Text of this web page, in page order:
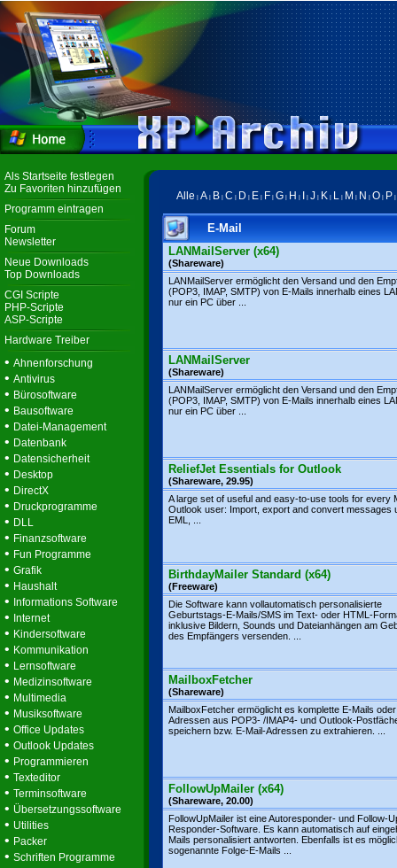
Als Startseite festlegen
Zu Favoriten hinzufügen
Programm eintragen
Forum
Newsletter
Neue Downloads
Top Downloads
CGI Scripte
PHP-Scripte
ASP-Scripte
Hardware Treiber
• Ahnenforschung
• Antivirus
• Bürosoftware
• Bausoftware
• Datei-Management
• Datenbank
• Datensicherheit
• Desktop
• DirectX
• Druckprogramme
• DLL
• Finanzsoftware
• Fun Programme
• Grafik
• Haushalt
• Informations Software
• Internet
• Kindersoftware
• Kommunikation
• Lernsoftware
• Medizinsoftware
• Multimedia
• Musiksoftware
• Office Updates
• Outlook Updates
• Programmieren
• Texteditor
• Terminsoftware
• Übersetzungssoftware
• Utilities
• Packer
• Schriften Programme
Alle A B C D E F G H J K L M N O P
E-Mail
LANMailServer (x64)
(Shareware)
LANMailServer ermöglicht den Versand und den
(POP3, IMAP, SMTP) von E-Mails innerhalb eines
nur ein PC über ...
LANMailServer
(Shareware)
LANMailServer ermöglicht den Versand und den
(POP3, IMAP, SMTP) von E-Mails innerhalb eines
nur ein PC über ...
ReliefJet Essentials for Outlook
(Shareware, 29.95)
A large set of useful and easy-to-use tools for every
Outlook user: Import, export and convert messages
EML, ...
BirthdayMailer Standard (x64)
(Freeware)
Die Software kann vollautomatisch personalisierte
Geburtstags-E-Mails/SMS im Text- oder HTML-
inklusive Bildern, Sounds und Dateianhängen am
des Empfängers versenden. ...
MailboxFetcher
(Shareware)
MailboxFetcher ermöglicht es komplette E-Mails
Adressen aus POP3- /IMAP4- und Outlook-
speichern bzw. E-Mail-Adressen zu extrahieren. ...
FollowUpMailer (x64)
(Shareware, 20.00)
FollowUpMailer ist eine Autoresponder- und Follow-
Responder-Software. Es kann automatisch auf
Mails personalisiert antworten. Ebenfalls ist es
sogenannte Folge-E-Mails ...